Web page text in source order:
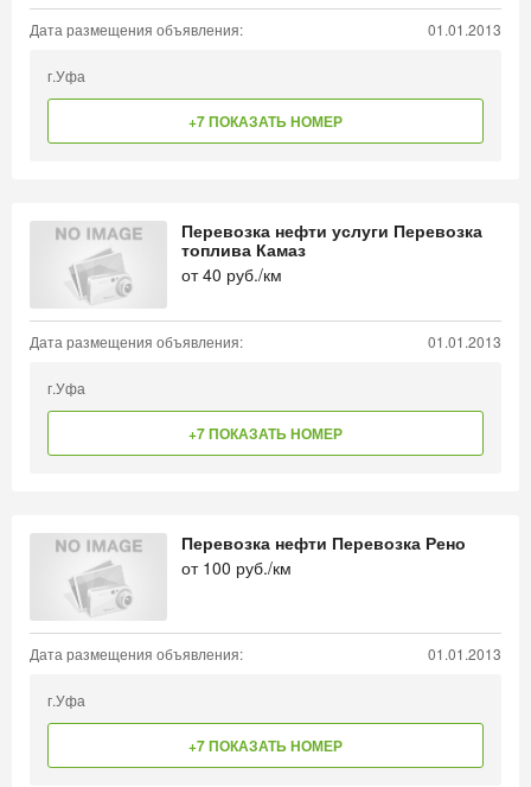
Дата размещения объявления: 01.01.2013
г.Уфа
+7 ПОКАЗАТЬ НОМЕР
Перевозка нефти услуги Перевозка
топлива Камаз
от40 руб./км
Дата размещения объявления: 01.01.2013
г.Уфа
+7 ПОКАЗАТЬ НОМЕР
Перевозка нефти Перевозка Рено
от 100 руб./км
Дата размещения объявления: 01.01.2013
г.Уфа
+7 ПОКАЗАТЬ НОМЕР